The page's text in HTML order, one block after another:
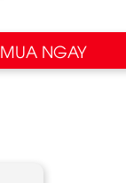
MUA NGAY